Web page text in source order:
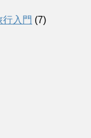
入門 (7)